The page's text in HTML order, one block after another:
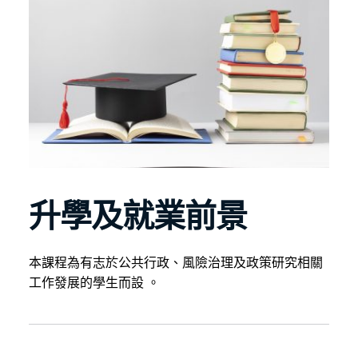
升學及就業前景
本課程為有志於公共行政、風險治理及政策研究相關
工作發展的學生而設 。